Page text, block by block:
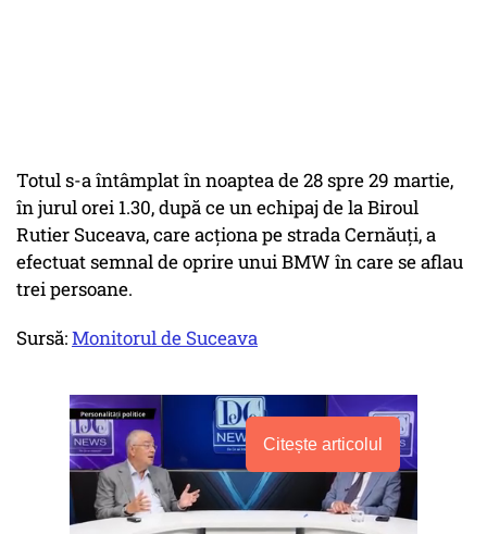
Totul s-a întâmplat în noaptea de 28 spre 29 martie,
în jurul orei 1.30, după ce un echipaj de la Biroul
Rutier Suceava, care acționa pe strada Cernăuți, a
efectuat semnal de oprire unui BMW în care se aflau
trei persoane.
Sursă:Monitorul de Suceava
Citește articolul